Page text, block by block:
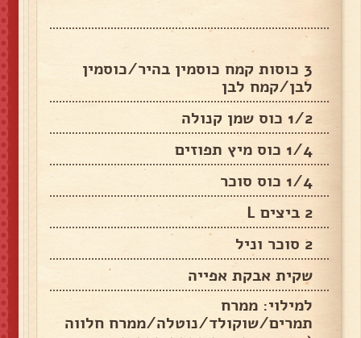
3 כוסות קמח כוסמין בהיר/כוסמין
לבן/קמח לבן
1/2 כוס שמן קנולה
1/4 כוס מיץ תפוזים
1/4 כוס סוכר
2 ביצים L
2 סוכר וניל
שקית אבקת אפייה
למילוי: ממרח
תמרים/שוקולד/נוטלה/ממרח חלווה